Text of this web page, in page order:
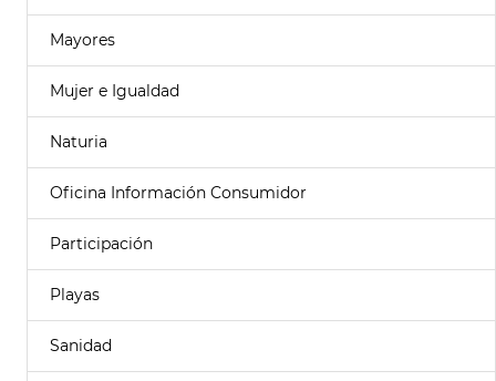
Mayores
Mujer e Igualdad
Naturia
Oficina Información Consumidor
Participación
Playas
Sanidad